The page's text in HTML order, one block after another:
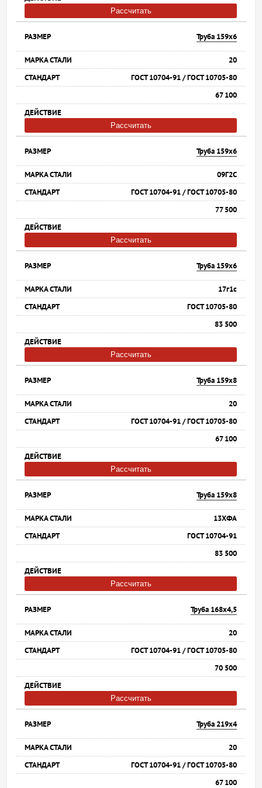
Рассчитать
Труба 159х6
20
ГОСТ 10704-91 / ГОСТ 10705-80
67 100
Рассчитать
Труба 159х6
09Г2С
ГОСТ 10704-91 / ГОСТ 10705-80
77 500
Рассчитать
Труба 159х6
17г1с
ГОСТ 10705-80
83 500
Рассчитать
Труба 159х8
20
ГОСТ 10704-91 / ГОСТ 10705-80
67 100
Рассчитать
Труба 159х8
13ХФА
ГОСТ 10704-91
83 500
Рассчитать
Труба 168х4,5
20
ГОСТ 10704-91 / ГОСТ 10705-80
70 500
Рассчитать
Труба 219х4
20
ГОСТ 10704-91 / ГОСТ 10705-80
67 100